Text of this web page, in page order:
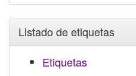
Listado de etiquetas
Etiquetas